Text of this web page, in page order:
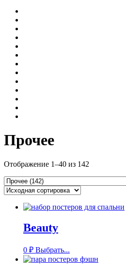
Прочее
Отображение 1–40 из 142
Beauty
0 ₽ Выбрать...